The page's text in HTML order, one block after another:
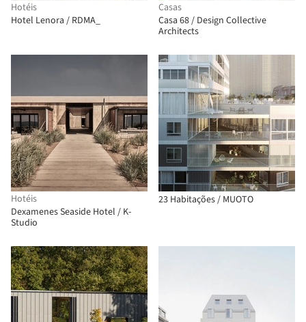
Hotéis
Hotel Lenora / RDMA_
Casas
Casa 68 / Design Collective
Architects
Hotéis
Dexamenes Seaside Hotel / K-
Studio
23 Habitações / MUOTO